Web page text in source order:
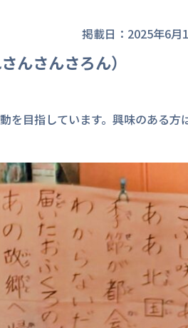
掲載日：2025年6月
んさんさろん）
を目指しています。興味のある方